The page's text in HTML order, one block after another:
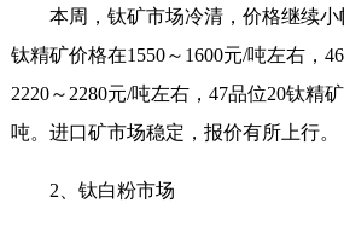
本周，钛矿市场冷清，价格继续小
钛精矿价格在1550～1600元/吨左右，
2220～2280元/吨左右，47品位20钛精
吨。进口矿市场稳定，报价有所上行。
2、钛白粉市场